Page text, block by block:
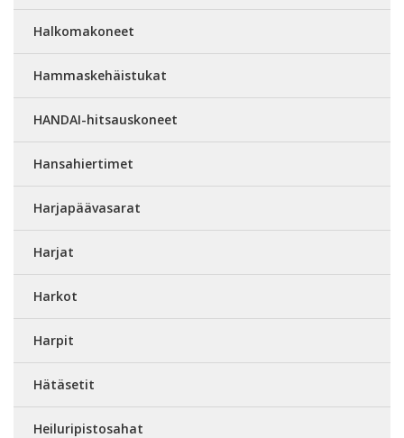
Halkomakoneet
Hammaskehäistukat
HANDAI-hitsauskoneet
Hansahiertimet
Harjapäävasarat
Harjat
Harkot
Harpit
Hätäsetit
Heiluripistosahat